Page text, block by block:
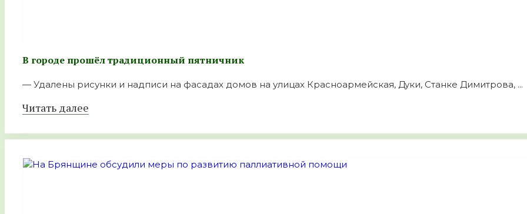
В городе прошёл традиционный пятничник
— Удалены рисунки и надписи на фасадах домов на улицах Красноармейская, Дуки, Станке Димитрова, ...
Читать далее